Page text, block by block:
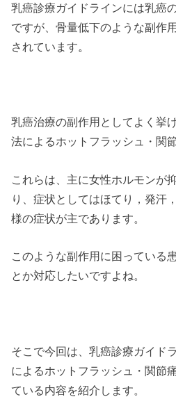
乳癌診療ガイドラインには乳癌
ですが、骨量低下のような副作
されています
乳癌治療の副作用としてよく挙
法によるホットフラッシュ・関
これらは、主に女性ホルモンが
り、症状としてはほてり，発汗
様の症状が主であります。
このような副作用に困っている
とか対応したいですよね。
そこで今回は、乳癌診療ガイド
によるホットフラッシュ・関節
ている内容を紹介します。